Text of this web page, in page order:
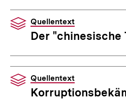
Quellentext
Der "chinesische
Quellentext